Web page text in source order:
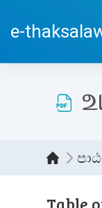
e-
Table